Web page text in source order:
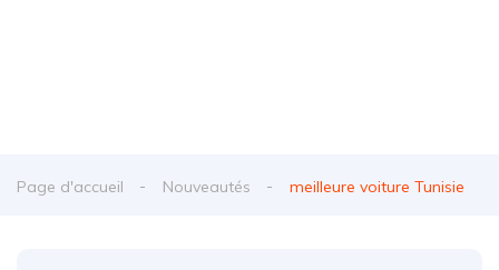
Page d'accueil Nouveautés meilleure voiture Tunisie